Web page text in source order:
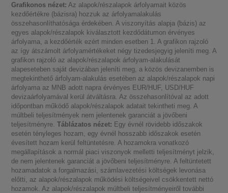
Grafikonos nézet: Az alapok/részalapok árfolyamait közös
kezdőértékre (bázisra) hozzuk az árfolyamalakulás
összehasonlíthatósága érdekében. A viszonyítás alapja (bázis) az
egyes alapok/részalapok kiválasztott kezdődátumon érvényes
árfolyama, a kezdőérték ezért minden esetben 1. A grafikon rajzoló
az így átszámolt árfolyamértékeket négy tizedesjegyig jeleníti meg. A
grafikon rajzoló az alapok/részalapok árfolyam-alakulását
alapeseteben saját devizában jeleníti meg, a közös devizanemben is
megtekinthető árfolyam-alakulás esetében az alapok/részalapok napi
árfolyama az MNB adott napra érvényes EUR/HUF, USD/HUF
devizaárfolyamával kerül átváltásra. Az összehasonlítóval az adott
időpontban működő alapok/részalapok adatait tekintheti meg. A
múltbeli teljesítmények nem jelentenek garanciát a jövőbeni
teljesítményre.Táblázatos nézet: Egy évnél rövidebb időszakok
esetén tényleges hozam, egy évnél hosszabb időszakok esetén
évesített hozam kerül feltüntetésre. A hozamokra vonatkozó
megállapítások a normál piaci viszonyok melletti teljesítményt jelzik,
de nem jelentenek garanciát a jövőbeni teljesítményre. A feltüntetett
hozamadatok a forgalmazási, számlavezetési költségek levonása
előtti, az alapok/részalapok működési költségeivel csökkentett nettó
hozamok. Az alapok/részalapok múltbeli teljesítményeiről további